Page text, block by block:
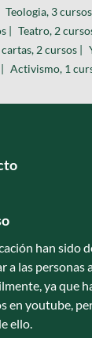
Teologia, 3
| Teatro, 2
cartas, 2 cursos |
Activismo, 1
han sido
a las personas
ya que
en youtube,
ello.